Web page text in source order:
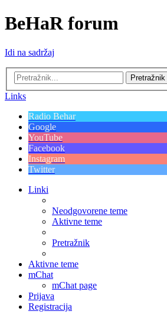
BeHaR forum
Idi na sadržaj
Pretražnik
Links
Radio Behar
Google
YouTube
Facebook
Instagram
Twitter
Linki
Neodgovorene teme
Aktivne teme
Pretražnik
Aktivne teme
mChat
mChat page
Prijava
Registracija